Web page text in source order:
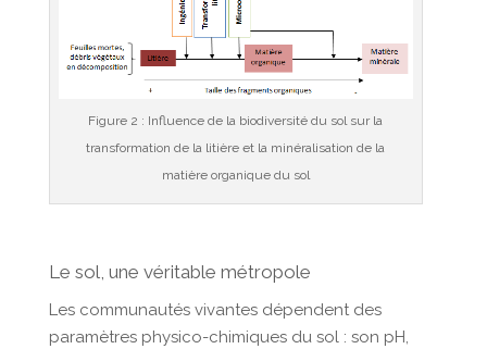
Figure 2 : Influence de la biodiversité du sol sur la
transformation de la litière et la minéralisation de la
matière organique du sol
Le sol, une véritable métropole
Les communautés vivantes dépendent des
paramètres physico-chimiques du sol : son pH,